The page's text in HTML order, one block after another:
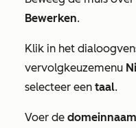
Bewerken.
Klik in het
vervolgkeuzemenu
selecteer een taal.
Voer de domeinnaam